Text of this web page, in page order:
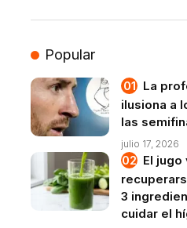
Popular
La
ilusiona a
las
julio 17, 2026
El
3
cuidar el